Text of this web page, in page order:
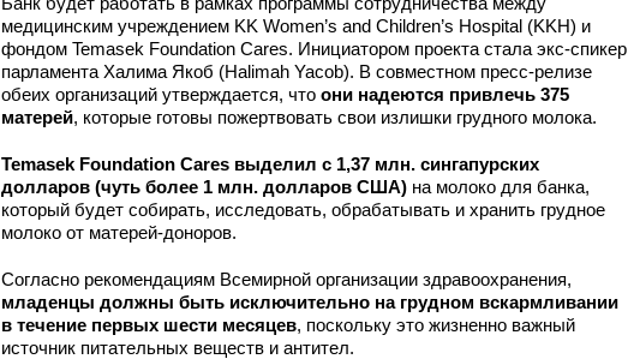
медицинским учреждением KK Women’s and Children’s Hospital (KKH) и
фондом Temasek Foundation Cares. Инициатором проекта стала экс-спикер
парламента Халима Якоб (Halimah Yacob). В совместном пресс-релизе
обеих организаций утверждается, что они надеются привлечь 375
матерей, которые готовы пожертвовать свои излишки грудного молока.
Temasek Foundation Cares выделил с 1,37 млн. сингапурских
долларов (чуть более 1 млн. долларов США) на молоко для банка,
который будет собирать, исследовать, обрабатывать и хранить грудное
молоко от матерей-доноров.
Согласно рекомендациям Всемирной организации здравоохранения,
младенцы должны быть исключительно на грудном вскармливании
в течение первых шести месяцев, поскольку это жизненно важный
источник питательных веществ и антител.